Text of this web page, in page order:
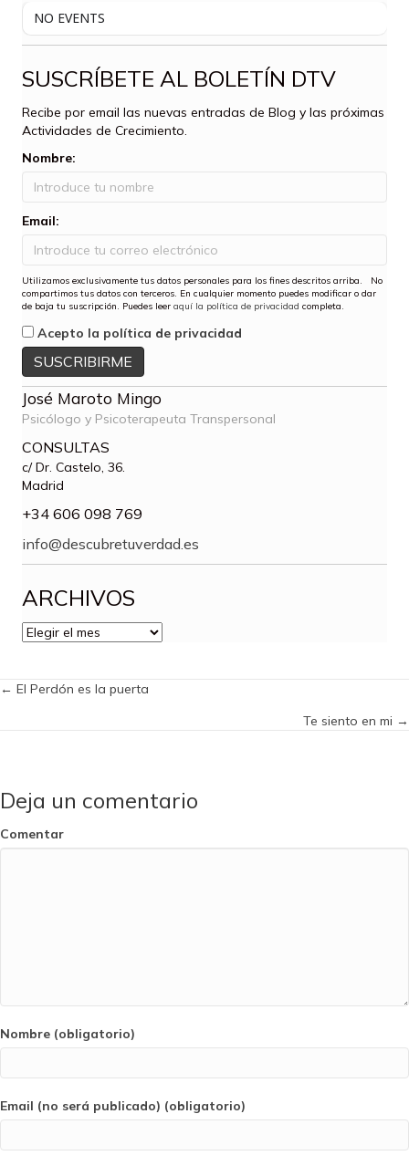
NO EVENTS
SUSCRÍBETE AL BOLETÍN DTV
Recibe por email las nuevas entradas de Blog y las próximas
Actividades de Crecimiento.
Nombre:
Email:
Utilizamos exclusivamente tus datos personales para los fines descritos arriba. No
compartimos tus datos con terceros. En cualquier momento puedes modificar o dar
de baja tu suscripción. Puedes leer aquí la política de privacidad completa.
Acepto la política de privacidad
José Maroto Mingo
Psicólogo y Psicoterapeuta Transpersonal
CONSULTAS
c/ Dr. Castelo, 36.
Madrid
+34 606 098 769
info@descubretuverdad.es
ARCHIVOS
ARCHIVOS
Posts
← El Perdón es la puerta
Te siento en mi →
Deja un comentario
Comentar
Nombre (obligatorio)
Email (no será publicado) (obligatorio)